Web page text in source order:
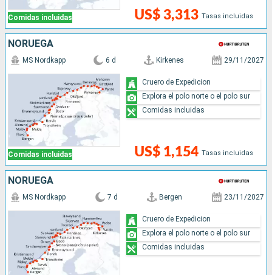
Comidas incluidas US$ 3,313 Tasas incluidas
NORUEGA
Comidas incluidas
MS Nordkapp 6 d Kirkenes 29/11/2027
US$ 1,154 Tasas incluidas
Cruero de Expedicion
Explora el polo norte o el polo sur
Comidas incluidas
NORUEGA
MS Nordkapp 7 d Bergen 23/11/2027
Cruero de Expedicion
Explora el polo norte o el polo sur
Comidas incluidas